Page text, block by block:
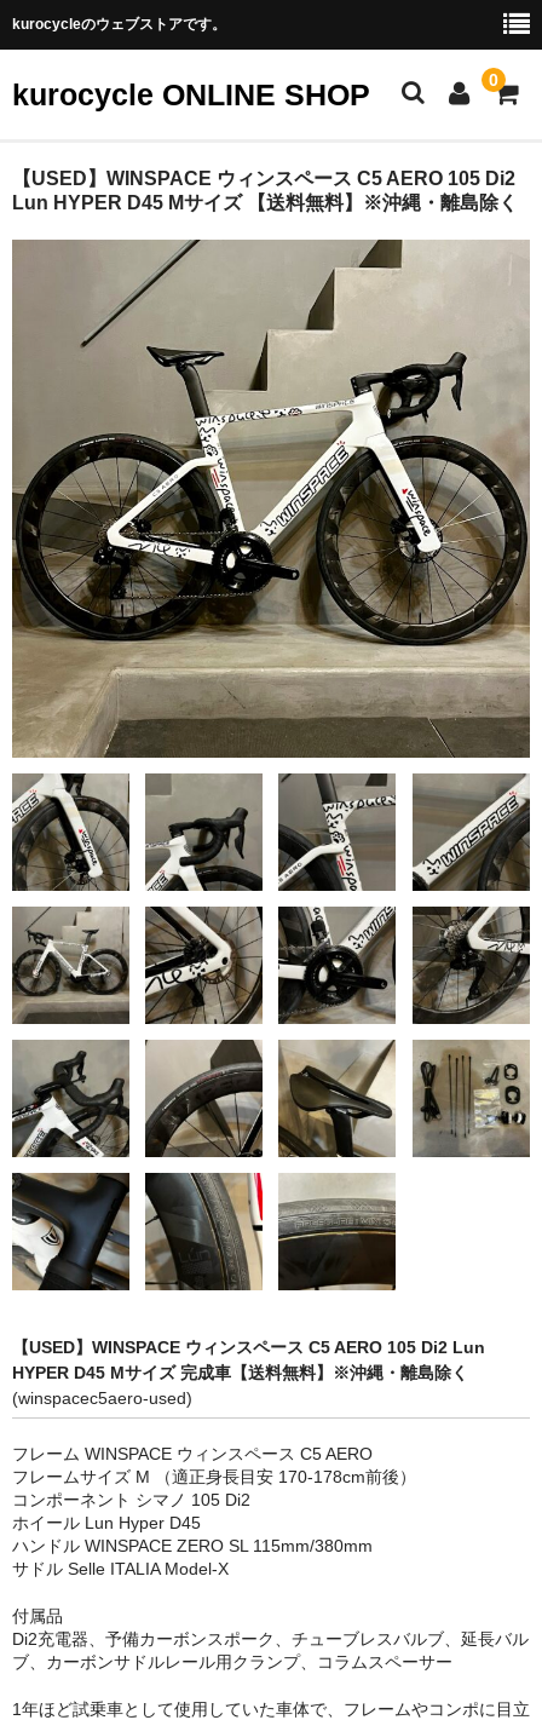
kurocycleのウェブストアです。
kurocycle ONLINE SHOP 0
STORE TOP
パーツ
ホイール
完成車
BRAND
MB WEAR エムビーウェア
SURLY サーリー
WINSPACE ウィンスペース
YOELEO ヨーレオ
CONTACT
HOME
【USED】WINSPACE ウィンスペース C5 AERO 105 Di2
Lun HYPER D45 Mサイズ 【送料無料】※沖縄・離島除く
【USED】WINSPACE ウィンスペース C5 AERO 105 Di2 Lun
HYPER D45 Mサイズ 完成車【送料無料】※沖縄・離島除く
(winspacec5aero-used)
フレーム WINSPACE ウィンスペース C5 AERO
フレームサイズ M （適正身長目安 170-178cm前後）
コンポーネント シマノ 105 Di2
ホイール Lun Hyper D45
ハンドル WINSPACE ZERO SL 115mm/380mm
サドル Selle ITALIA Model-X
付属品
Di2充電器、予備カーボンスポーク、チューブレスバルブ、延長バル
ブ、カーボンサドルレール用クランプ、コラムスペーサー
1年ほど試乗車として使用していた車体で、フレームやコンポに目立